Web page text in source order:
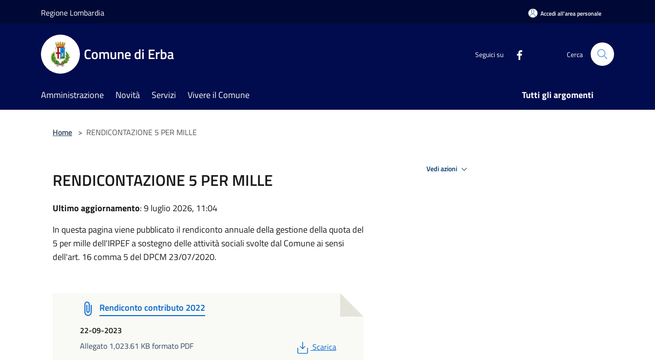
Regione Lombardia Accedi all'area personale
Comune di Erba Seguici su Cerca
Amministrazione Novità Servizi Vivere il Comune Tutti gli argomenti
Home > RENDICONTAZIONE 5 PER MILLE
RENDICONTAZIONE 5 PER MILLE
Ultimo aggiornamento: 9 luglio 2026, 11:04
In questa pagina viene pubblicato il rendiconto annuale della gestione della quota del
5 per mille dell'IRPEF a sostegno delle attività sociali svolte dal Comune ai sensi
dell'art. 16 comma 5 del DPCM 23/07/2020.
Rendiconto contributo 2022
22-09-2023
Allegato 1,023.61 KB formato PDF
PDF
Scarica
Vedi azioni